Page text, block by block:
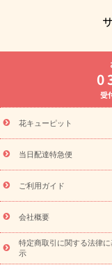
よく贈られる花
8月の誕生花(トルコ
お供え・
ーブドフラワー
季
特集
お盆 花（新盆・
盆・初盆）
お盆 花
フト
お盆・お供え
レゼント特集
夏の
敬老の日におくる
花ギフト・プレゼント
老の日 花鉢植えのギ
フト・プレゼント特集
ペーン
映画『ウォー
「きょう誕生日なん
受
花キューピット
当日配達特急便
ご利用ガイド
会社概要
特定商取引に関する法律に
示